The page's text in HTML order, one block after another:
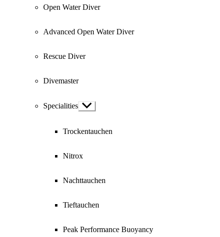
Open Water Diver
Advanced Open Water Diver
Rescue Diver
Divemaster
Specialities Show
sub
Trockentauchen
Nitrox
Nachttauchen
Tieftauchen
Peak Performance Buoyancy